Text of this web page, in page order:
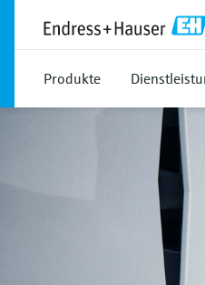
Produkte